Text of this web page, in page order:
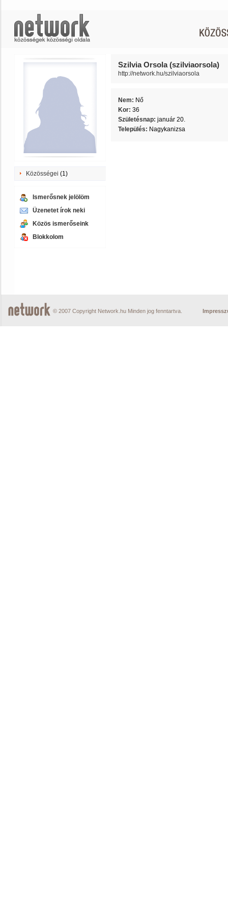
Közösségei (1)
Ismerősnek jelölöm
Üzenetet írok neki
Közös ismerőseink
Blokkolom
Szilvia Orsola (szilviaorsola)
http://network.hu/szilviaorsola
Nem: Nő
Kor: 36
Születésnap: január 20.
Település: Nagykanizsa
© 2007 Copyright Network.hu Minden jog fenntartva.